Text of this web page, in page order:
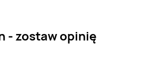
- zostaw opinię